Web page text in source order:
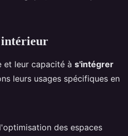
et leur capacité à s'intégrer
leurs usages spécifiques en
des espaces